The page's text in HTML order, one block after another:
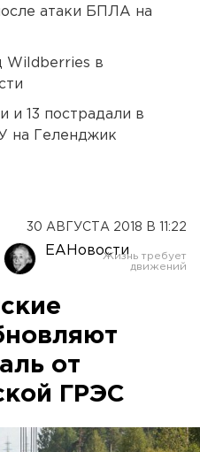
атаки БПЛА на
Wildberries в
и 13 пострадали в
на Геленджик
30 АВГУСТА 2018 В 11:22
ЕАНовости
от
ГРЭС